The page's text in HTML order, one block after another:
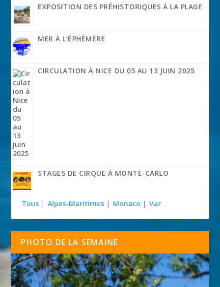
EXPOSITION DES PRÉHISTORIQUES À LA PLAGE
MER À L’ÉPHÉMÈRE
CIRCULATION À NICE DU 05 AU 13 JUIN 2025
STAGES DE CIRQUE À MONTE-CARLO
Tous | Alpes-Maritimes | Monaco | Var
PHOTO DE LA SEMAINE